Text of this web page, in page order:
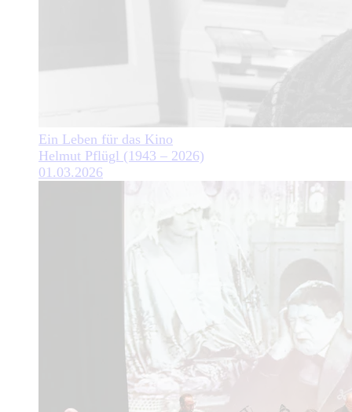
Ein Leben für das Kino
Helmut Pflügl (1943 – 2026)
01.03.2026